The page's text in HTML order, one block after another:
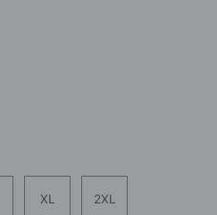
XL 2XL